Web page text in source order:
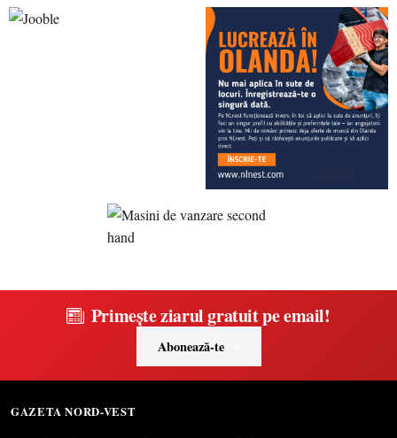
Primește ziarul gratuit pe email!
Abonează-te
GAZETA NORD-VEST